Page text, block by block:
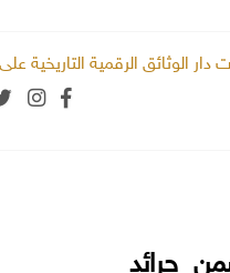
الوثائق الرقمية التاريخية
جرائد